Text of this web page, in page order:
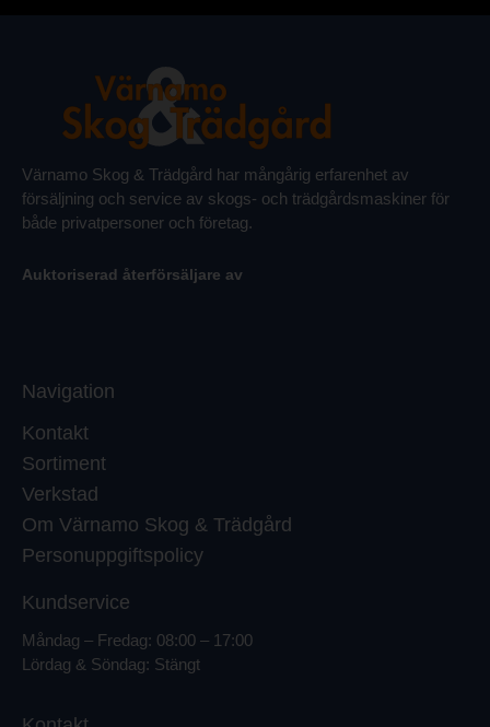
Värnamo Skog & Trädgård har mångårig erfarenhet av
försäljning och service av skogs- och trädgårdsmaskiner för
både privatpersoner och företag.
Auktoriserad återförsäljare av
Navigation
Kontakt
Sortiment
Verkstad
Om Värnamo Skog & Trädgård
Personuppgiftspolicy
Kundservice
Måndag – Fredag: 08:00 – 17:00
Lördag & Söndag: Stängt